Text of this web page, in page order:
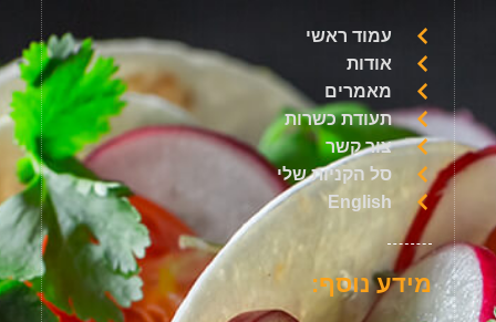
עמוד ראשי
אודות
מאמרים
תעודת כשרות
צור קשר
סל הקניות שלי
English
מידע נוסף: